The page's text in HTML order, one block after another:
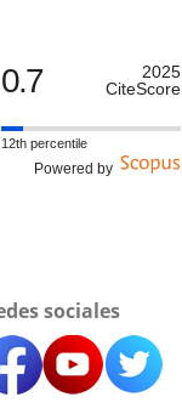
0.7
2025
CiteScore
12th percentile
Powered by
sociales